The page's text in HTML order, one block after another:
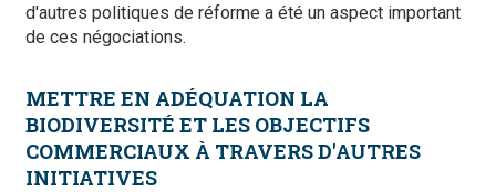
d'autres politiques de réforme a été un aspect important
de ces négociations.
METTRE EN ADÉQUATION LA
BIODIVERSITÉ ET LES OBJECTIFS
COMMERCIAUX À TRAVERS D'AUTRES
INITIATIVES